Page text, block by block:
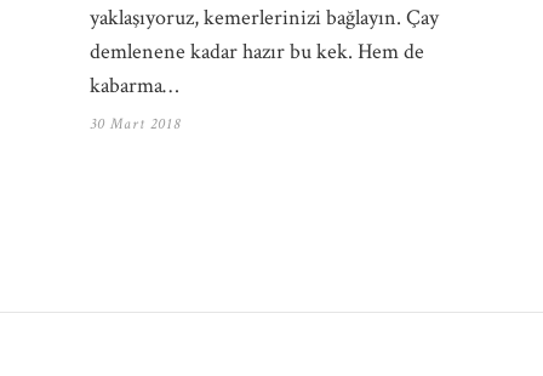
yaklaşıyoruz, kemerlerinizi bağlayın. Çay
demlenene kadar hazır bu kek. Hem de
kabarma…
30 Mart 2018